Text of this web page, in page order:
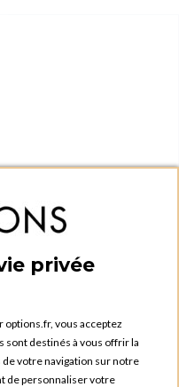
privée
options.fr, vous acceptez
sont destinés à vous offrir la
votre navigation sur notre
de personnaliser votre